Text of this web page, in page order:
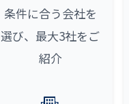
条件に合う会社を
選び、最大3社をご
紹介